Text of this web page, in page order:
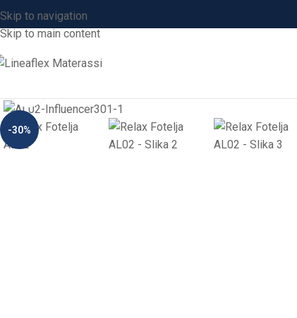
Skip to navigation
Skip to main content
-30%